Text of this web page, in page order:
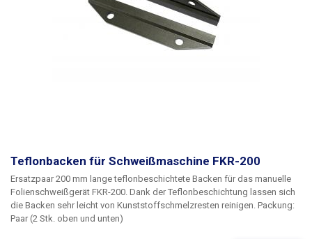
Teflonbacken für Schweißmaschine FKR-200
Ersatzpaar 200 mm lange teflonbeschichtete Backen für das manuelle
Folienschweißgerät FKR-200. Dank der Teflonbeschichtung lassen sich
die Backen sehr leicht von Kunststoffschmelzresten reinigen. Packung:
Paar (2 Stk. oben und unten)